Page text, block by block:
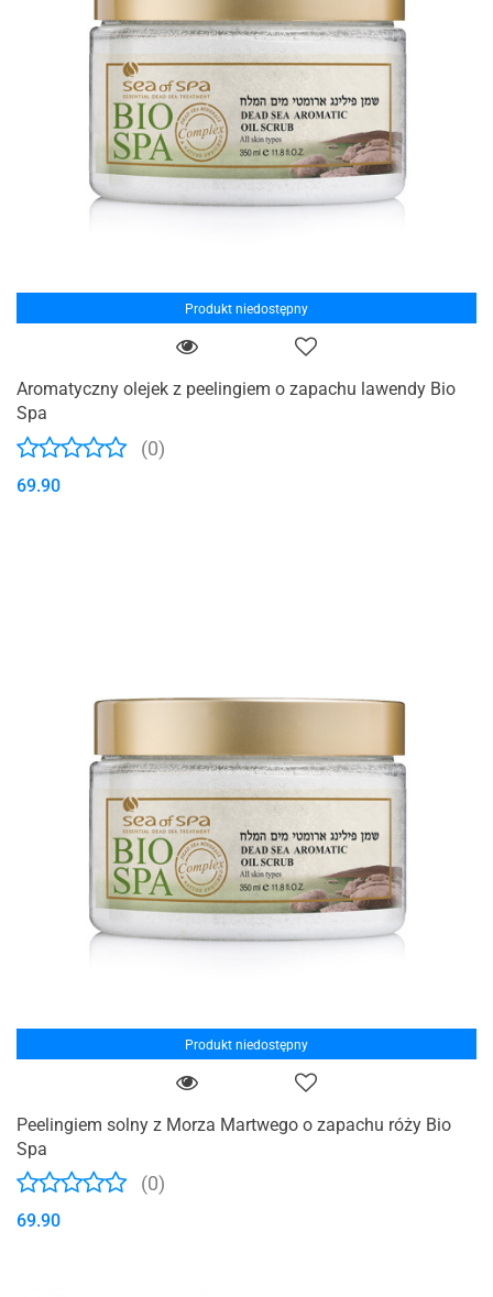
Produkt niedostępny
Aromatyczny olejek z peelingiem o zapachu lawendy Bio
Spa
(0)
69.90
Produkt niedostępny
Peelingiem solny z Morza Martwego o zapachu róży Bio
Spa
(0)
69.90